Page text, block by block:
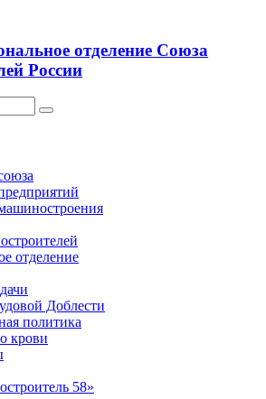
отделение Союза
России
отделение
Доблести
политика
крови
58»